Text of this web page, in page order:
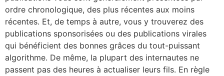
ordre chronologique, des plus récentes aux moins
récentes. Et, de temps à autre, vous y trouverez des
publications sponsorisées ou des publications virales
qui bénéficient des bonnes grâces du tout-puissant
algorithme. De même, la plupart des internautes ne
passent pas des heures à actualiser leurs fils. En règle